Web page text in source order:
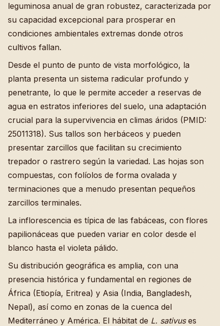
leguminosa anual de gran robustez, caracterizada por
su capacidad excepcional para prosperar en
condiciones ambientales extremas donde otros
cultivos fallan.
Desde el punto de punto de vista morfológico, la
planta presenta un sistema radicular profundo y
penetrante, lo que le permite acceder a reservas de
agua en estratos inferiores del suelo, una adaptación
crucial para la supervivencia en climas áridos (PMID:
25011318). Sus tallos son herbáceos y pueden
presentar zarcillos que facilitan su crecimiento
trepador o rastrero según la variedad. Las hojas son
compuestas, con folíolos de forma ovalada y
terminaciones que a menudo presentan pequeños
zarcillos terminales.
La inflorescencia es típica de las fabáceas, con flores
papilionáceas que pueden variar en color desde el
blanco hasta el violeta pálido.
Su distribución geográfica es amplia, con una
presencia histórica y fundamental en regiones de
África (Etiopía, Eritrea) y Asia (India, Bangladesh,
Nepal), así como en zonas de la cuenca del
Mediterráneo y América. El hábitat de L. sativuses